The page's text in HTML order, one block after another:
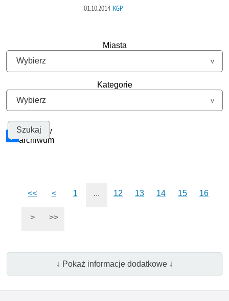
01.10.2014 KGP
Miasta
Kategorie
Szukaj w
archiwum
<< < 1 ... 12 13 14 15 16
> >>
↓ Pokaż informacje dodatkowe ↓